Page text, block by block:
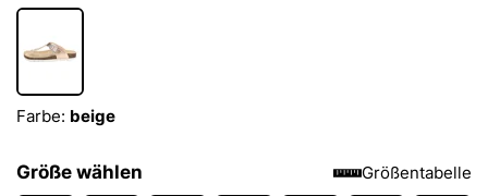
Farbe: beige
Größe wählen Größentabelle